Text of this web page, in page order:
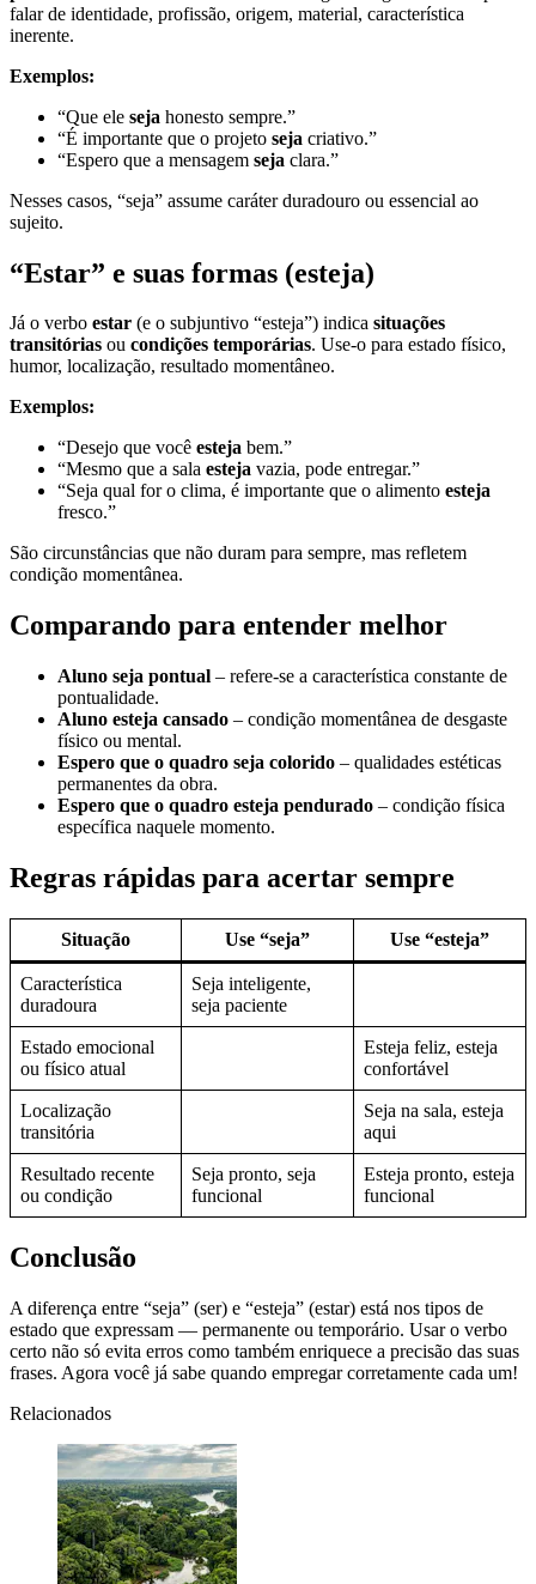
falar de identidade, profissão, origem, material, característica
inerente.
Exemplos:
“Que ele seja honesto sempre.”
“É importante que o projeto seja criativo.”
“Espero que a mensagem seja clara.”
Nesses casos, “seja” assume caráter duradouro ou essencial ao
sujeito.
“Estar” e suas formas (esteja)
Já o verbo estar (e o subjuntivo “esteja”) indica situações
transitórias ou condições temporárias. Use-o para estado físico,
humor, localização, resultado momentâneo.
Exemplos:
“Desejo que você esteja bem.”
“Mesmo que a sala esteja vazia, pode entregar.”
“Seja qual for o clima, é importante que o alimento esteja
fresco.”
São circunstâncias que não duram para sempre, mas refletem
condição momentânea.
Comparando para entender melhor
Aluno seja pontual – refere-se a característica constante de
pontualidade.
Aluno esteja cansado – condição momentânea de desgaste
físico ou mental.
Espero que o quadro seja colorido – qualidades estéticas
permanentes da obra.
Espero que o quadro esteja pendurado – condição física
específica naquele momento.
Regras rápidas para acertar sempre
Situação Use “seja” Use “esteja”
Característica
duradoura
Seja inteligente,
seja paciente
Estado emocional
ou físico atual
Esteja feliz, esteja
confortável
Localização
transitória
Seja na sala, esteja
aqui
Resultado recente
ou condição
Seja pronto, seja
funcional
Esteja pronto, esteja
funcional
Conclusão
A diferença entre “seja” (ser) e “esteja” (estar) está nos tipos de
estado que expressam — permanente ou temporário. Usar o verbo
certo não só evita erros como também enriquece a precisão das suas
frases. Agora você já sabe quando empregar corretamente cada um!
Relacionados